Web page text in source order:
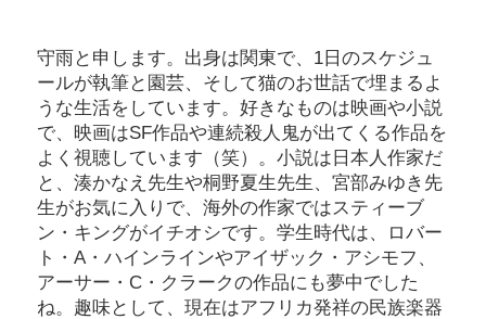
守雨と申します。出身は関東で、1日のスケジュ
ールが執筆と園芸、そして猫のお世話で埋まるよ
うな生活をしています。好きなものは映画や小説
で、映画はSF作品や連続殺人鬼が出てくる作品を
よく視聴しています（笑）。小説は日本人作家だ
と、湊かなえ先生や桐野夏生先生、宮部みゆき先
生がお気に入りで、海外の作家ではスティーブ
ン・キングがイチオシです。学生時代は、ロバー
ト・A・ハインラインやアイザック・アシモフ、
アーサー・C・クラークの作品にも夢中でした
ね。趣味として、現在はアフリカ発祥の民族楽器